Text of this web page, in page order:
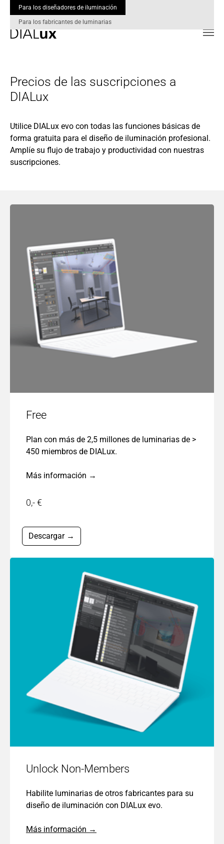
Para los diseñadores de iluminación
Para los fabricantes de luminarias
Precios de las suscripciones a
DIALux
Utilice DIALux evo con todas las funciones básicas de
forma gratuita para el diseño de iluminación profesional.
Amplíe su flujo de trabajo y productividad con nuestras
suscripciones.
Free
Plan con más de 2,5 millones de luminarias de >
450 miembros de DIALux.
Más información →
0,- €
Descargar →
Unlock Non-Members
Habilite luminarias de otros fabricantes para su
diseño de iluminación con DIALux evo.
Más información →